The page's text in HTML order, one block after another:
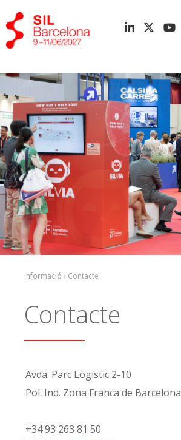
Informació › Contacte
Contacte
Avda. Parc Logístic 2-10
Pol. Ind. Zona Franca de Barcelona
+34 93 263 81 50